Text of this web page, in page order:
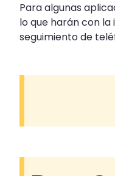
Para algunas
lo que harán con la
seguimiento de